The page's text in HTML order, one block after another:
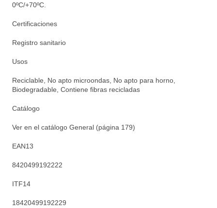
0ºC/+70ºC.
Certificaciones
Registro sanitario
Usos
Reciclable, No apto microondas, No apto para horno,
Biodegradable, Contiene fibras recicladas
Catálogo
Ver en el catálogo General (página 179)
EAN13
8420499192222
ITF14
18420499192229